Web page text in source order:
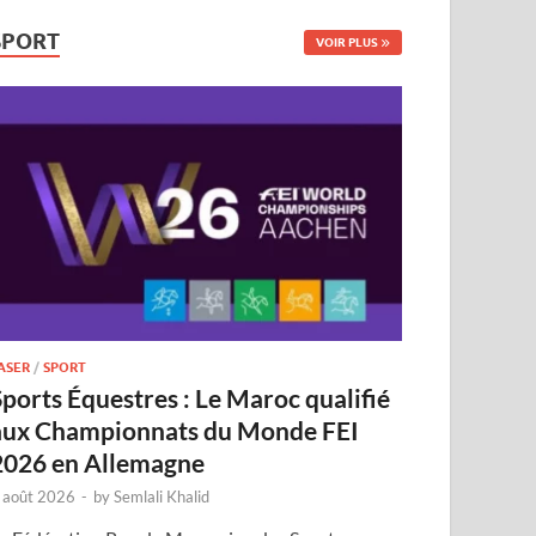
VOIR PLUS
/SPORT
Équestres : Le Maroc qualifié
Championnats du Monde FEI
en Allemagne
2026 - bySemlali Khalid